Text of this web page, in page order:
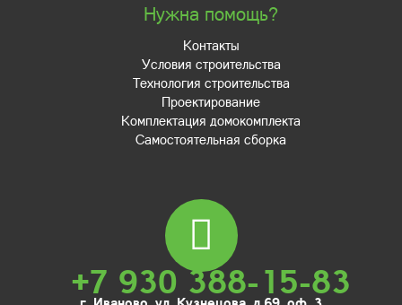
Нужна помощь?
Контакты
Условия строительства
Технология строительства
Проектирование
Комплектация домокомплекта
Самостоятельная сборка
+7 930 388-15-83